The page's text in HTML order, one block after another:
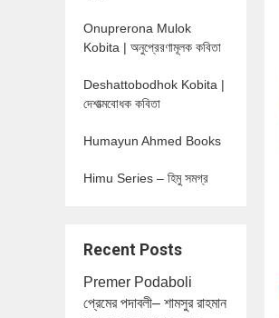
Onuprerona Mulok
Kobita | অনুপ্রেরণামূলক কবিতা
Deshattobodhok Kobita |
দেশাত্মবোধক কবিতা
Humayun Ahmed Books
Himu Series – হিমু সমগ্র
Recent Posts
Premer Podaboli
প্রেমের পদাবলী– শামসুর রাহমান